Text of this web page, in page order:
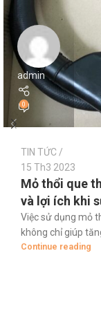
admin
0
TIN TỨC
15 Th3 2023
Mỏ thổi que
và lợi ích khi
Việc sử dụng mỏ
không chỉ giúp
Continue reading